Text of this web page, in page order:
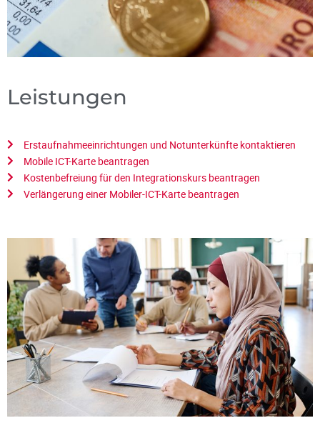
Leistungen
Erstaufnahmeeinrichtungen und Notunterkünfte kontaktieren
Mobile ICT-Karte beantragen
Kostenbefreiung für den Integrationskurs beantragen
Verlängerung einer Mobiler-ICT-Karte beantragen